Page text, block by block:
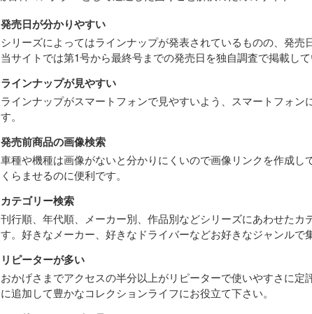
発売日が分かりやすい
シリーズによってはラインナップが発表されているものの、発売
当サイトでは第1号から最終号までの発売日を独自調査で掲載し
ラインナップが見やすい
ラインナップがスマートフォンで見やすいよう、スマートフォン
す。
発売前商品の画像検索
車種や機種は画像がないと分かりにくいので画像リンクを作成し
くらませるのに便利です。
カテゴリー検索
刊行順、年代順、メーカー別、作品別などシリーズにあわせたカ
す。好きなメーカー、好きなドライバーなどお好きなジャンルで
リピーターが多い
おかげさまでアクセスの半分以上がリピーターで使いやすさに定
に追加して豊かなコレクションライフにお役立て下さい。